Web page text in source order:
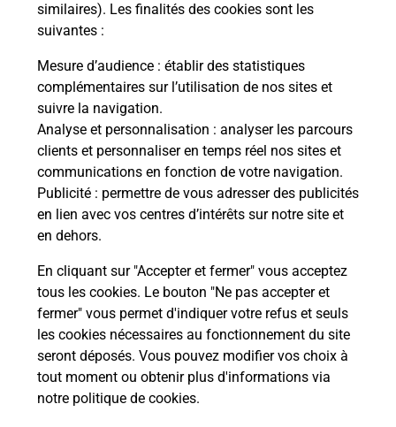
similaires). Les finalités des cookies sont les
suivantes :
Mesure d’audience : établir des statistiques
complémentaires sur l’utilisation de nos sites et
suivre la navigation.
Analyse et personnalisation : analyser les parcours
clients et personnaliser en temps réel nos sites et
communications en fonction de votre navigation.
Publicité : permettre de vous adresser des publicités
en lien avec vos centres d’intérêts sur notre site et
en dehors.
En cliquant sur "Accepter et fermer" vous acceptez
tous les cookies. Le bouton "Ne pas accepter et
fermer" vous permet d'indiquer votre refus et seuls
les cookies nécessaires au fonctionnement du site
seront déposés. Vous pouvez modifier vos choix à
tout moment ou obtenir plus d'informations via
notre politique de cookies.
Malin !
La Poste
en ligne
Ouvert 24h/24
En savoir plus
Aude NARBONNE